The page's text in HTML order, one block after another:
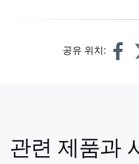
공유 위치:
관련 제품과